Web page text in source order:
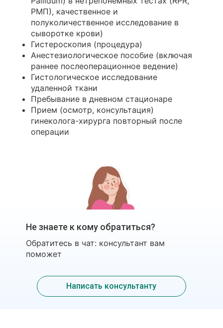
РМП), качественное и
полуколичественное исследование в
сыворотке крови)
Гистероскопия (процедура)
Анестезиологическое пособие (включая
раннее послеоперационное ведение)
Гистологическое исследование
удаленной ткани
Пребывание в дневном стационаре
Прием (осмотр, консультация)
гинеколога-хирурга повторный после
операции
Не знаете к кому обратиться?
Обратитесь в чат: консультант вам
поможет
Написать консультанту